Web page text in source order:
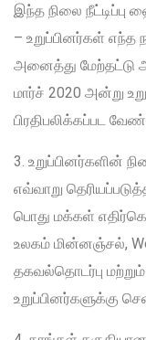
இந்த நிலை
– உறுப்பினர்கள் எந்த
அனைத்து மேற்தட்டு
மார்ச் 2020 அன்று
பிரதிபலிக்கப்பட
3. உறுப்பினர்களின்
எவ்வாறு
பொது மக்கள்
உலகம் மின்னஞ்சல்,
தகவல்தொடர்பு
உறுப்பினர்களுக்கு